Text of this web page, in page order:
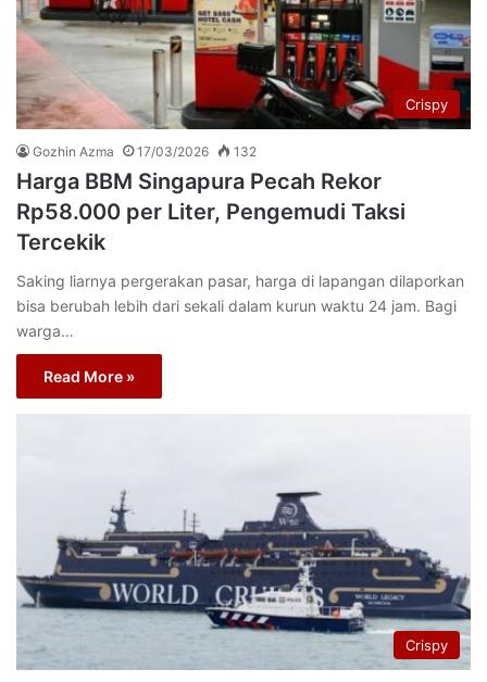
Crispy
Gozhin Azma 17/03/2026 132
Harga BBM Singapura Pecah Rekor
Rp58.000 per Liter, Pengemudi Taksi
Tercekik
Saking liarnya pergerakan pasar, harga di lapangan dilaporkan
bisa berubah lebih dari sekali dalam kurun waktu 24 jam. Bagi
warga…
Read More »
Crispy